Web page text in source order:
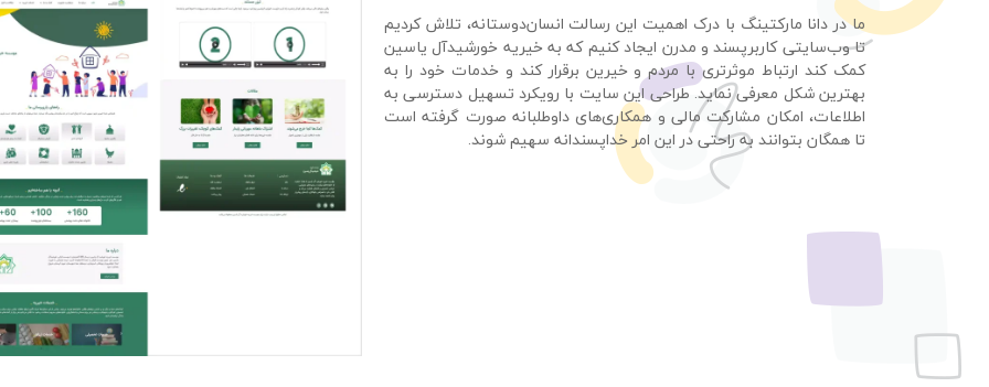
ما در دانا مارکتینگ با درک اهمیت این رسالت انسان‌دوستانه، تلاش کردیم
تا وب‌سایتی کاربرپسند و مدرن ایجاد کنیم که به خیریه خورشیدآل یاسین
کمک کند ارتباط موثرتری با مردم و خیرین برقرار کند و خدمات خود را به
بهترین شکل معرفی نماید. طراحی این سایت با رویکرد تسهیل دسترسی به
اطلاعات، امکان مشارکت مالی و همکاری‌های داوطلبانه صورت گرفته است
تا همگان بتوانند به راحتی در این امر خداپسندانه سهیم شوند.